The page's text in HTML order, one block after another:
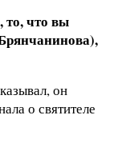
то, что вы
он
о святителе